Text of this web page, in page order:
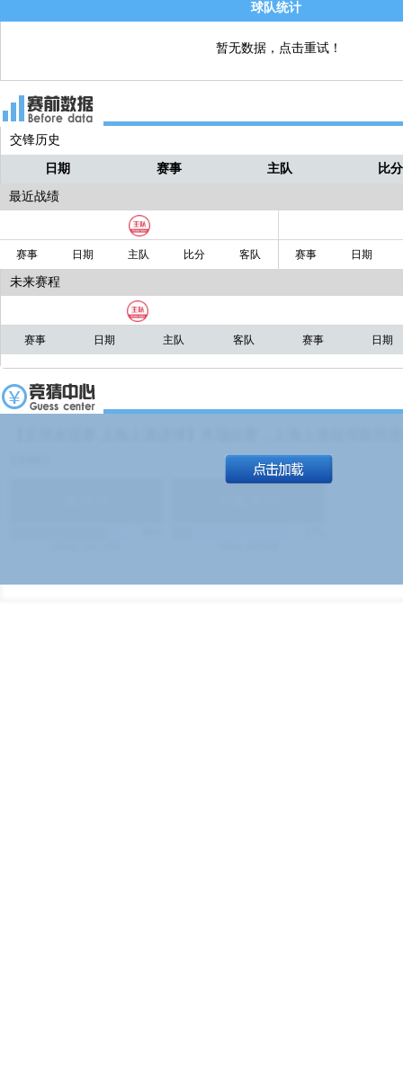
76' - 第12个角球 - (欧塞尔)
76' - 第15个射偏 - (欧塞尔)
球队统计
暂无数据，点击重试！
交锋历史
日期 赛事 主队 比分
最近战绩
赛事 日期 主队 比分 客队 赛事 日期
未来赛程
赛事 日期 主队 客队 赛事 日期